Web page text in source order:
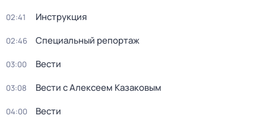
02:41 Инструкция
02:46 Специальный репортаж
03:00 Вести
03:08 Вести с Алексеем Казаковым
04:00 Вести